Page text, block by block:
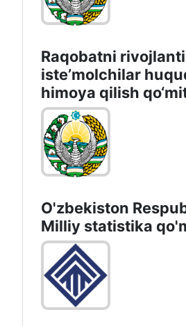
Raqobatni
isteʼmolchilar
himoya qilish
O'zbekiston
Milliy statistika